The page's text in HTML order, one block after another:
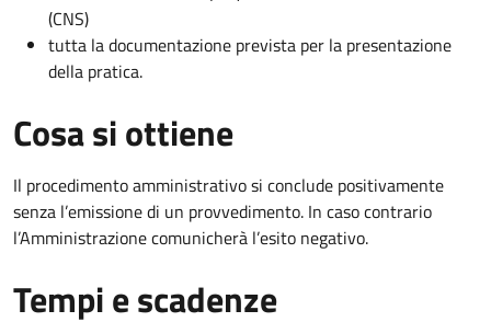
(CNS)
tutta la documentazione prevista per la presentazione
della pratica.
Cosa si ottiene
Il procedimento amministrativo si conclude positivamente
senza l’emissione di un provvedimento. In caso contrario
l’Amministrazione comunicherà l’esito negativo.
Tempi e scadenze